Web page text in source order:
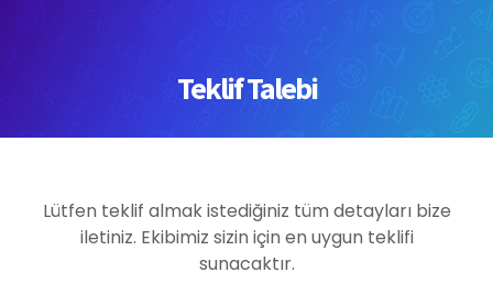
Teklif Talebi
Lütfen teklif almak istediğiniz tüm detayları bize
iletiniz. Ekibimiz sizin için en uygun teklifi
sunacaktır.